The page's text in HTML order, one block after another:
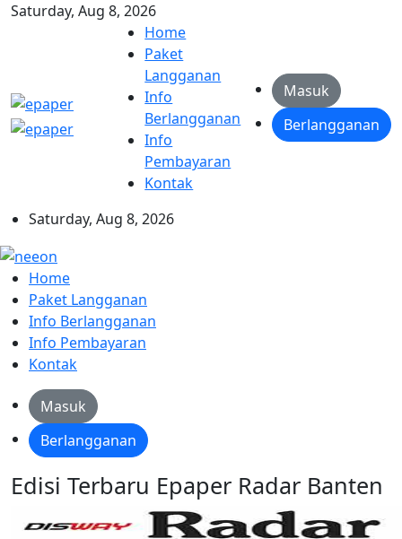
Saturday, Aug 8, 2026
Home
Paket
Langganan
Info
Berlangganan
Info
Pembayaran
Kontak
Masuk
Berlangganan
Saturday, Aug 8, 2026
Home
Paket Langganan
Info Berlangganan
Info Pembayaran
Kontak
Masuk
Berlangganan
Edisi Terbaru Epaper Radar Banten